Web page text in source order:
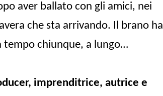
aver ballato con gli amici, nei
che sta arrivando. Il brano ha
chiunque, a lungo…
imprenditrice, autrice e